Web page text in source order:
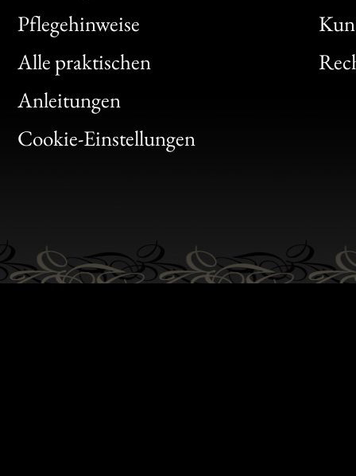
Pflegehinweise
Alle praktischen
Anleitungen
Cookie-Einstellungen
Bon
Clic